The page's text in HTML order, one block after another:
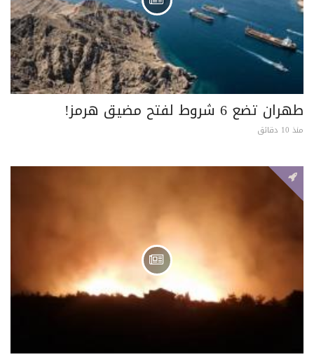
طهران تضع 6 شروط لفتح مضيق هرمز!
منذ 10 دقائق